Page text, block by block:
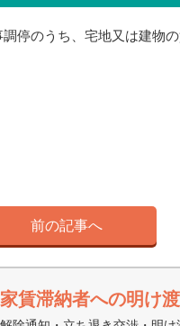
調停のうち、宅地又は建物
前の記事へ
家賃滞納者への明け